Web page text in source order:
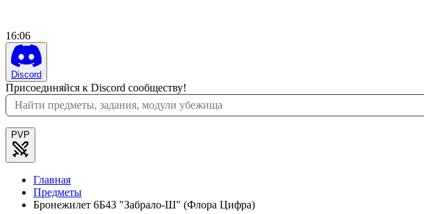
16:06
Discord
Присоединяйся к Discord сообществу!
PVP
Главная
Предметы
Бронежилет 6Б43 "Забрало-Ш" (Флора Цифра)